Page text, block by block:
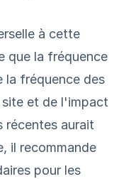
à cette
que la fréquence
la fréquence des
et de l'impact
récentes aurait
il recommande
pour les